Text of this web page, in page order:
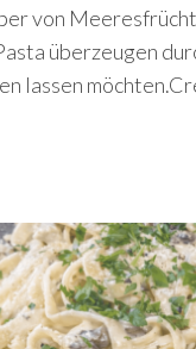
von
überzeugen
lassen